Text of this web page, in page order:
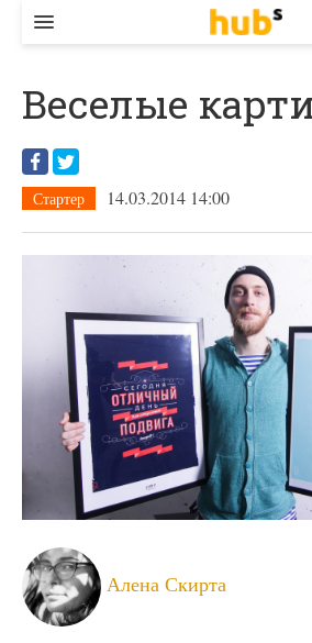
ЕКОНОМІКА
БІЗНЕС
СТАРТЕР
Веселые
Стартер 14.03.2014 14:00
Алена Скирта